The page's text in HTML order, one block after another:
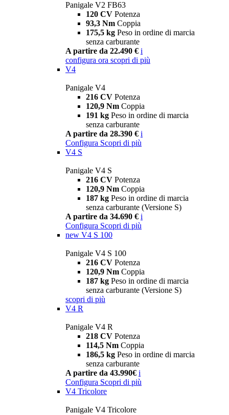
Panigale V2 FB63
120 CV Potenza
93,3 Nm Coppia
175,5 kg Peso in ordine di marcia
senza carburante
A partire da 22.490 € i
configura ora scopri di più
V4
Panigale V4
216 CV Potenza
120,9 Nm Coppia
191 kg Peso in ordine di marcia
senza carburante
A partire da 28.390 € i
Configura Scopri di più
V4 S
Panigale V4 S
216 CV Potenza
120,9 Nm Coppia
187 kg Peso in ordine di marcia
senza carburante (Versione S)
A partire da 34.690 € i
Configura Scopri di più
new V4 S 100
Panigale V4 S 100
216 CV Potenza
120,9 Nm Coppia
187 kg Peso in ordine di marcia
senza carburante (Versione S)
scopri di più
V4 R
Panigale V4 R
218 CV Potenza
114,5 Nm Coppia
186,5 kg Peso in ordine di marcia
senza carburante
A partire da 43.990€ i
Configura Scopri di più
V4 Tricolore
Panigale V4 Tricolore